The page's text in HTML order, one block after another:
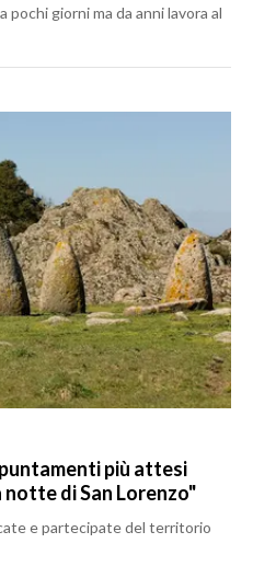
pochi giorni ma da anni lavora al
più attesi
di San Lorenzo"
e partecipate del territorio